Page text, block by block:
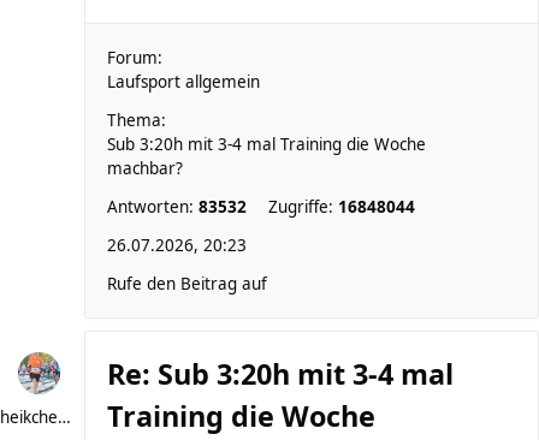
Forum:
Laufsport allgemein
Thema:
Sub 3:20h mit 3-4 mal Training die Woche
machbar?
Antworten: 83532 Zugriffe: 16848044
26.07.2026, 20:23
Rufe den Beitrag auf
heikchen007
Re: Sub 3:20h mit 3-4 mal
Training die Woche